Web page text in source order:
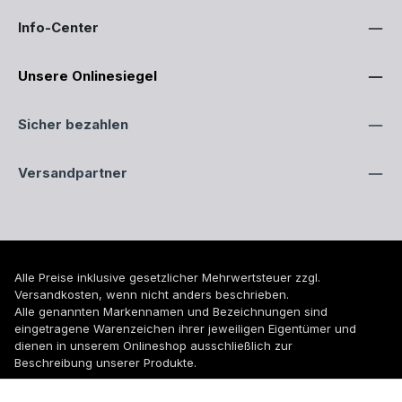
Info-Center
Unsere Onlinesiegel
Sicher bezahlen
Versandpartner
Alle Preise inklusive gesetzlicher Mehrwertsteuer zzgl.
Versandkosten, wenn nicht anders beschrieben.
Alle genannten Markennamen und Bezeichnungen sind
eingetragene Warenzeichen ihrer jeweiligen Eigentümer und
dienen in unserem Onlineshop ausschließlich zur
Beschreibung unserer Produkte.